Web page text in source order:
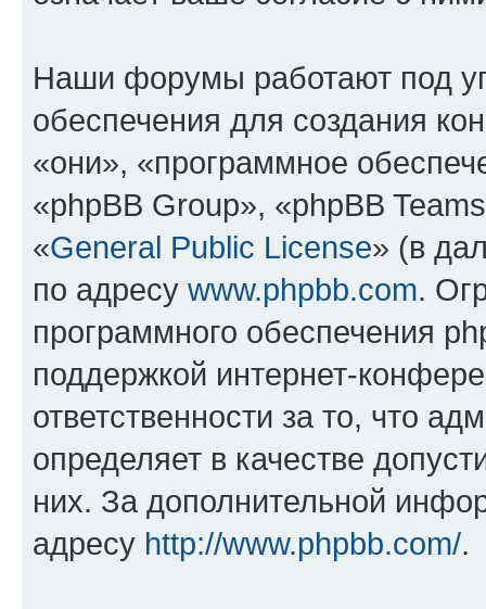
Наши форумы работают под
обеспечения для создания
«они», «программное
«phpBB Group», «phpBB
«General Public License» (в
по адресу www.phpbb.com.
программного обеспечения
поддержкой интернет-
ответственности за то, что
определяет в качестве
них. За дополнительной
адресу http://www.phpbb.com/.